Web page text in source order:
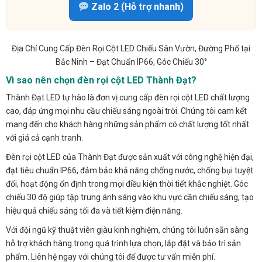
Zalo 2 (Hỗ trợ nhanh)
Địa Chỉ Cung Cấp Đèn Rọi Cột LED Chiếu Sân Vườn, Đường Phố tại
Bắc Ninh – Đạt Chuẩn IP66, Góc Chiếu 30°
Vì sao nên chọn đèn rọi cột LED Thành Đạt?
Thành Đạt LED tự hào là đơn vị cung cấp đèn rọi cột LED chất lượng
cao, đáp ứng mọi nhu cầu chiếu sáng ngoài trời. Chúng tôi cam kết
mang đến cho khách hàng những sản phẩm có chất lượng tốt nhất
với giá cả cạnh tranh.
Đèn rọi cột LED của Thành Đạt được sản xuất với công nghệ hiện đại,
đạt tiêu chuẩn IP66, đảm bảo khả năng chống nước, chống bụi tuyệt
đối, hoạt động ổn định trong mọi điều kiện thời tiết khắc nghiệt. Góc
chiếu 30 độ giúp tập trung ánh sáng vào khu vực cần chiếu sáng, tạo
hiệu quả chiếu sáng tối đa và tiết kiệm điện năng.
Với đội ngũ kỹ thuật viên giàu kinh nghiệm, chúng tôi luôn sẵn sàng
hỗ trợ khách hàng trong quá trình lựa chọn, lắp đặt và bảo trì sản
phẩm. Liên hệ ngay với chúng tôi để được tư vấn miễn phí.